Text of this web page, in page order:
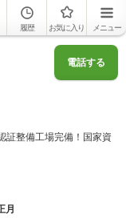
履歴 お気に入り メニュー
電話する
証整備工場完備！国家資
月